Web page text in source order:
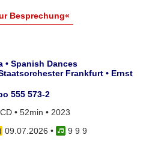
Besprechung«
• Spanish Dances
Frankfurt • Ernst
555 573-2
• 52min • 2023
09.07.2026 •
9 9 9